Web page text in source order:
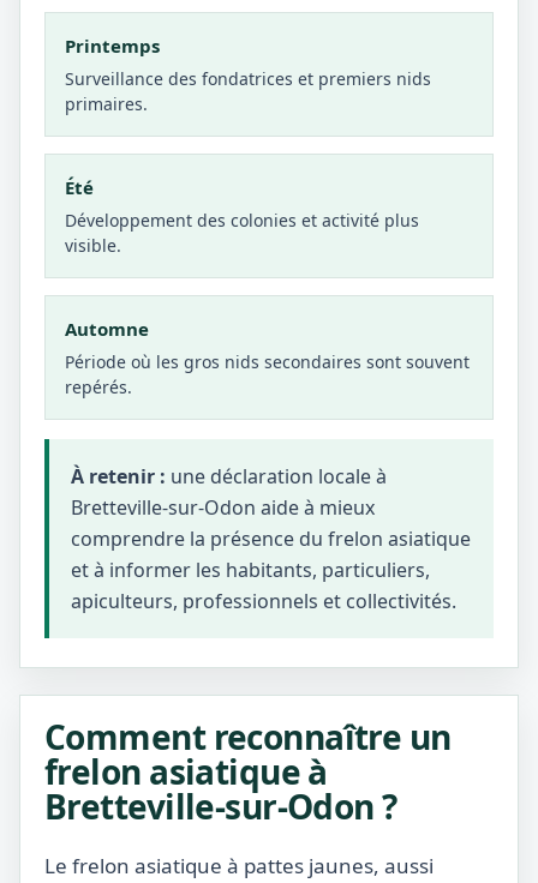
Printemps
Surveillance des fondatrices et premiers nids
primaires.
Été
Développement des colonies et activité plus
visible.
Automne
Période où les gros nids secondaires sont souvent
repérés.
À retenir : une déclaration locale à
Bretteville-sur-Odon aide à mieux
comprendre la présence du frelon asiatique
et à informer les habitants, particuliers,
apiculteurs, professionnels et collectivités.
Comment reconnaître un
frelon asiatique à
Bretteville-sur-Odon ?
Le frelon asiatique à pattes jaunes, aussi